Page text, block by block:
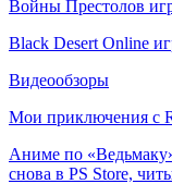
Войны Престолов
Black Desert Online
Видеообзоры
Мои приключения с
Аниме по
снова в PS Store,